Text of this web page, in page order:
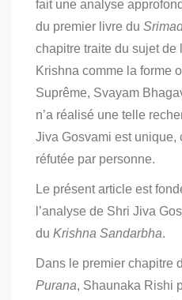
fait une analyse
du premier livre du
chapitre traite du sujet de
Krishna comme la forme
Suprême, Svayam
n’a réalisé une telle
Jiva Gosvami est unique,
réfutée par personne.
Le présent article est
l’analyse de Shri Jiva
du Krishna Sandarbha.
Dans le premier chapitre
Purana, Shaunaka Rishi